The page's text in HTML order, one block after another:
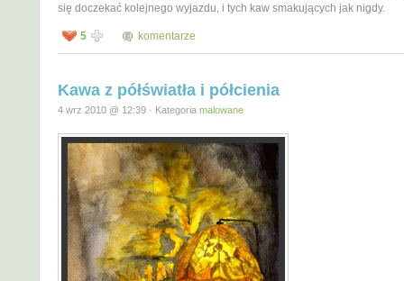
się doczekać kolejnego wyjazdu, i tych kaw smakujących jak nigdy.
5 komentarze
Kawa z półświatła i półcienia
4 wrz 2010 @ 12:39 · Kategoria malowane